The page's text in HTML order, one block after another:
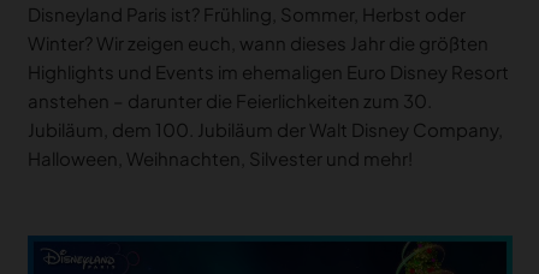
Disneyland Paris ist? Frühling, Sommer, Herbst oder
Winter? Wir zeigen euch, wann dieses Jahr die größten
Highlights und Events im ehemaligen Euro Disney Resort
anstehen – darunter die Feierlichkeiten zum 30.
Jubiläum, dem 100. Jubiläum der Walt Disney Company,
Halloween, Weihnachten, Silvester und mehr!